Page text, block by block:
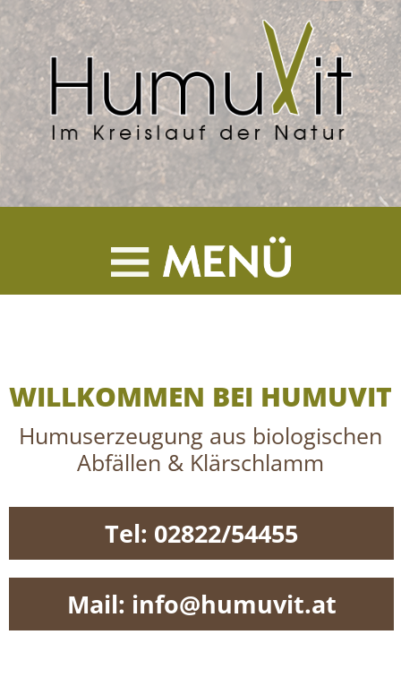
WILLKOMMEN BEI HUMUVIT
Humuserzeugung aus biologischen
Abfällen & Klärschlamm
Tel: 02822/54455
Mail: info@humuvit.at